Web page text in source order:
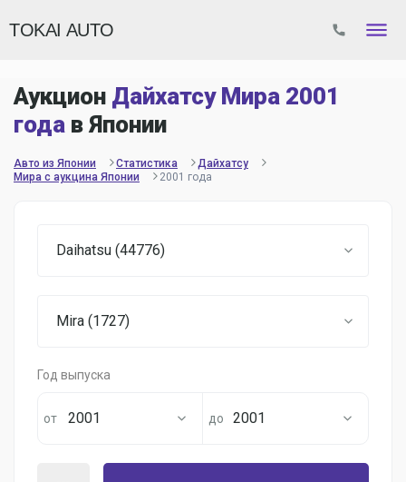
TOKAI AUTO
Аукцион Дайхатсу Мира 2001
года в Японии
Авто из Японии Статистика
Дайхатсу
Мира с аукцина Японии
2001 года
Daihatsu (44776)
Mira (1727)
Год выпуска
2001 2001